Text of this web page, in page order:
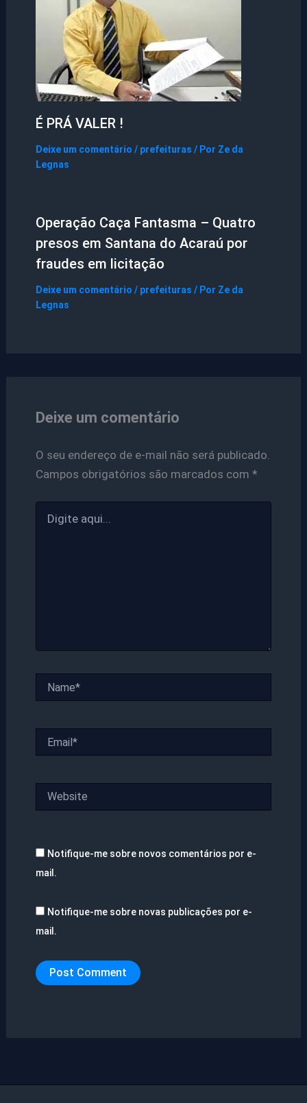
É PRÁ VALER !
Deixe um comentário / prefeituras / Por Ze da
Legnas
Operação Caça Fantasma – Quatro
presos em Santana do Acaraú por
fraudes em licitação
Deixe um comentário / prefeituras / Por Ze da
Legnas
Deixe um comentário
O seu endereço de e-mail não será publicado.
Campos obrigatórios são marcados com *
aqui...
Notifique-me sobre novos comentários por e-
mail.
Notifique-me sobre novas publicações por e-
mail.